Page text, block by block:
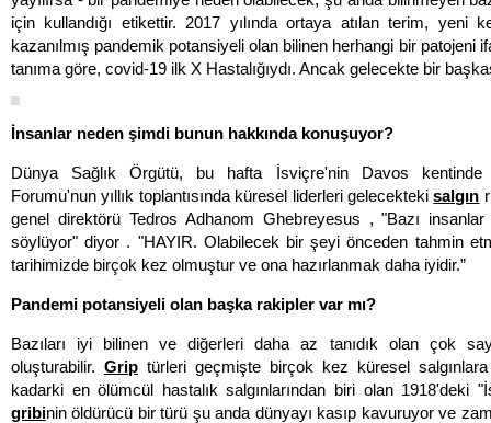
için kullandığı etikettir. 2017 yılında ortaya atılan terim, yeni
kazanılmış pandemik potansiyeli olan bilinen herhangi bir patojeni
tanıma göre, covid-19 ilk X Hastalığıydı. Ancak gelecekte bir
İnsanlar neden şimdi bunun hakkında konuşuyor?
Dünya Sağlık Örgütü, bu hafta İsviçre'nin Davos kentinde
Forumu'nun yıllık toplantısında küresel liderleri gelecektekisalgın
genel direktörü Tedros Adhanom Ghebreyesus , "Bazı
söylüyor" diyor . "HAYIR. Olabilecek bir şeyi önceden tahmin
tarihimizde birçok kez olmuştur ve ona hazırlanmak daha iyidir.”
Pandemi potansiyeli olan başka rakipler var mı?
Bazıları iyi bilinen ve diğerleri daha az tanıdık olan çok
oluşturabilir. Grip türleri geçmişte birçok kez küresel
kadarki en ölümcül hastalık salgınlarından biri olan
gribinin öldürücü bir türü şu anda dünyayı kasıp kavuruyor ve